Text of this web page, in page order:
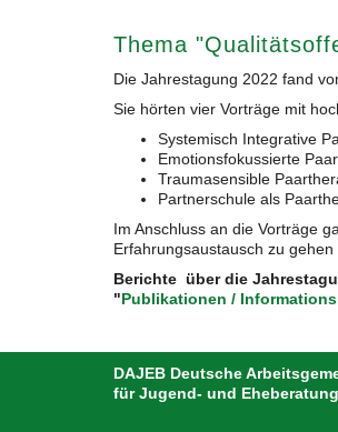
Thema
Die Jahrestagung 2022 fand
Sie hörten vier Vorträge mit
Systemisch Integrative
Emotionsfokussierte
Traumasensible
Partnerschule als
Im Anschluss an die Vorträge
Erfahrungsaustausch zu
Berichte über die
"Publikationen /
DAJEB Deutsche
für Jugend- und Eheberatung